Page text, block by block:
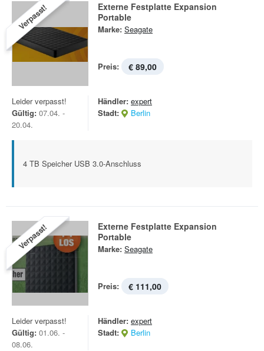
Verpasst!
Externe Festplatte Expansion
Portable
Marke: Seagate
Preis: € 89,00
Leider verpasst!
Gültig: 07.04. -
20.04.
Händler: expert
Stadt:
Berlin
4 TB Speicher USB 3.0-Anschluss
Verpasst!
Externe Festplatte Expansion
Portable
Marke: Seagate
Preis: € 111,00
Leider verpasst!
Gültig: 01.06. -
08.06.
Händler: expert
Stadt:
Berlin